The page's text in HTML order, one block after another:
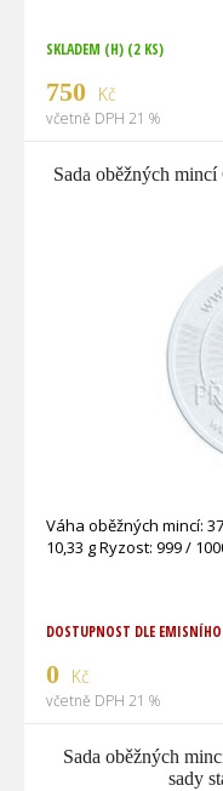
SKLADEM (H) (2 KS)
750 Kč
včetně DPH 21 %
Sada oběžných
Váha oběžných mincí:
10,33 g Ryzost: 999 /
DOSTUPNOST DLE
0 Kč
včetně DPH 21 %
Sada oběžných
sady